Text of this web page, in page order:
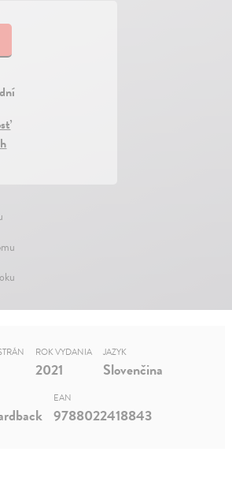
ROK VYDANIA
2021
JAZYK
Slovenčina
EAN
9788022418843